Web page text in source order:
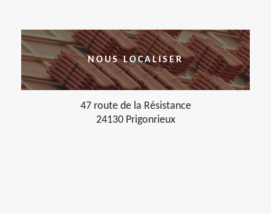
NOUS LOCALISER
47 route de la Résistance
24130 Prigonrieux